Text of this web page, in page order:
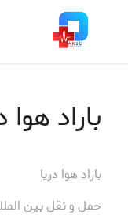
باراد هوا
باراد هوا دریا
حمل و نقل بین